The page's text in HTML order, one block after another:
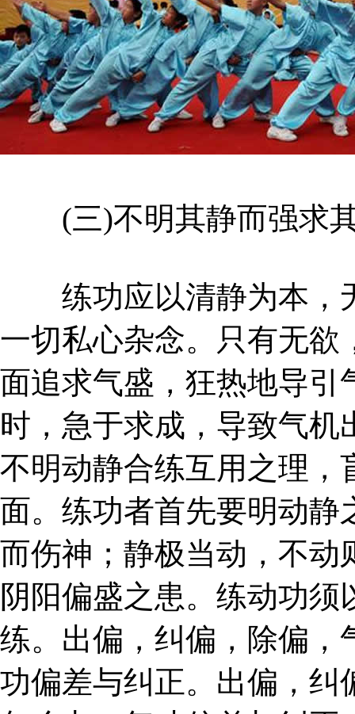
(三)不明其静而强求
练功应以清静为本，
一切私心杂念。只有无欲
面追求气盛，狂热地导引
时，急于求成，导致气
不明动静合练互用之理，
面。练功者首先要明动静
而伤神；静极当动，不动
阴阳偏盛之患。练动功
练。出偏，纠偏，除偏，
功偏差与纠正。出偏，纠